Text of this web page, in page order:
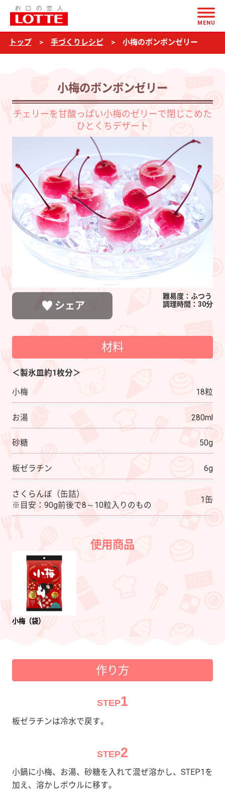
小
梅
の
ボ
ン
MENU
トップ 手づくりレシピ 小梅のボンボンゼリー
小梅のボンボンゼリー
チェリーを甘酸っぱい小梅のゼリーで閉じこめた
ひとくちデザート
シェア
難易度：ふつう
調理時間：30分
材料
＜製氷皿約1枚分＞
小梅
18粒
お湯 280ml
砂糖 50g
板ゼラチン 6g
さくらんぼ（缶詰）
※目安：90g前後で8～10粒入りのもの
1缶
使用商品
小梅（袋）
作り方
STEP1
板ゼラチンは冷水で戻す。
STEP2
小鍋に小梅、お湯、砂糖を入れて混ぜ溶かし、STEP1を
加え、溶かしボウルに移す。